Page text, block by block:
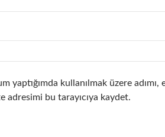
yaptığımda kullanılmak üzere adımı,
adresimi bu tarayıcıya kaydet.